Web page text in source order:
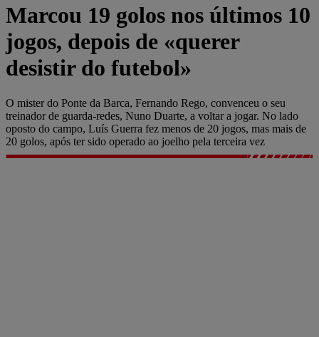
Marcou 19 golos nos últimos 10
jogos, depois de «querer
desistir do futebol»
O mister do Ponte da Barca, Fernando Rego, convenceu o seu
treinador de guarda-redes, Nuno Duarte, a voltar a jogar. No lado
oposto do campo, Luís Guerra fez menos de 20 jogos, mas mais de
20 golos, após ter sido operado ao joelho pela terceira vez